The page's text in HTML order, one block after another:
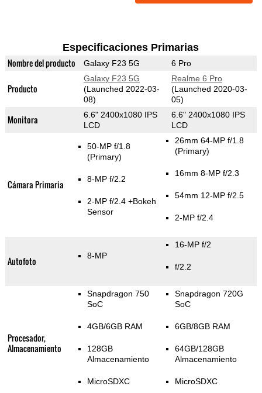
Especificaciones Primarias
Nombre del producto Galaxy F23 5G 6 Pro
Producto
Galaxy F23 5G
(Launched 2022-03-
08)
Realme 6 Pro
(Launched 2020-03-
05)
Monitora
6.6" 2400x1080 IPS
LCD
6.6" 2400x1080 IPS
LCD
Cámara Primaria
50-MP f/1.8
(Primary)
8-MP f/2.2
2-MP f/2.4 +Bokeh
Sensor
26mm 64-MP f/1.8
(Primary)
16mm 8-MP f/2.3
54mm 12-MP f/2.5
2-MP f/2.4
Autofoto 8-MP
16-MP f/2
f/2.2
Procesador,
Almacenamiento
Snapdragon 750
SoC
4GB/6GB RAM
128GB
Almacenamiento
MicroSDXC
Snapdragon 720G
SoC
6GB/8GB RAM
64GB/128GB
Almacenamiento
MicroSDXC